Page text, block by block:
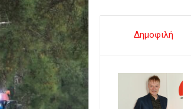
Δημοφιλή